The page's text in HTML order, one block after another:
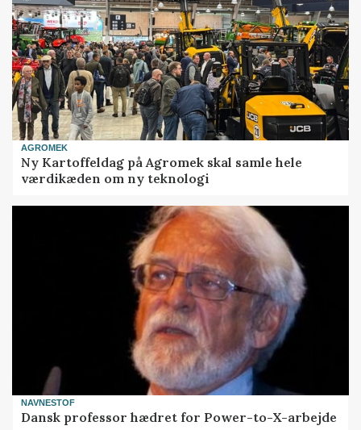
AGROMEK
Ny Kartoffeldag på Agromek skal samle hele
værdikæden om ny teknologi
NAVNESTOF
Dansk professor hædret for Power-to-X-arbejde